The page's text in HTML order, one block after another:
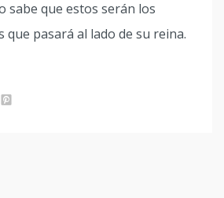
sabe que estos serán los
que pasará al lado de su reina.